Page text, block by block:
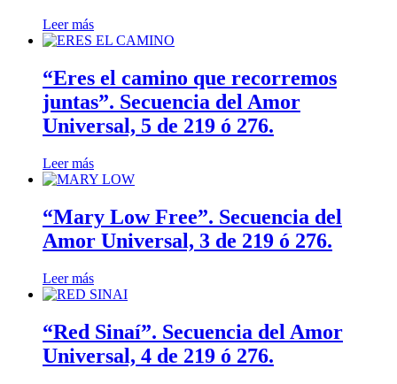
Leer más
“Eres el camino que recorremos
juntas”. Secuencia del Amor
Universal, 5 de 219 ó 276.
Leer más
“Mary Low Free”. Secuencia del
Amor Universal, 3 de 219 ó 276.
Leer más
“Red Sinaí”. Secuencia del Amor
Universal, 4 de 219 ó 276.